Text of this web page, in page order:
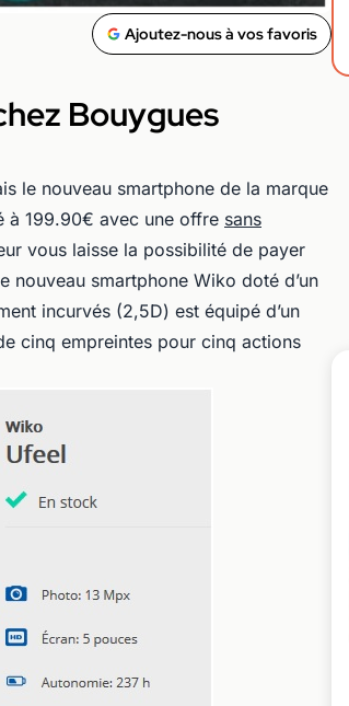
Ajoutez-nous à vos favoris
Bouygues
le nouveau smartphone de la marque
à 199.90€ avec une offre sans
vous laisse la possibilité de payer
nouveau smartphone Wiko doté d’un
incurvés (2,5D) est équipé d’un
cinq empreintes pour cinq actions